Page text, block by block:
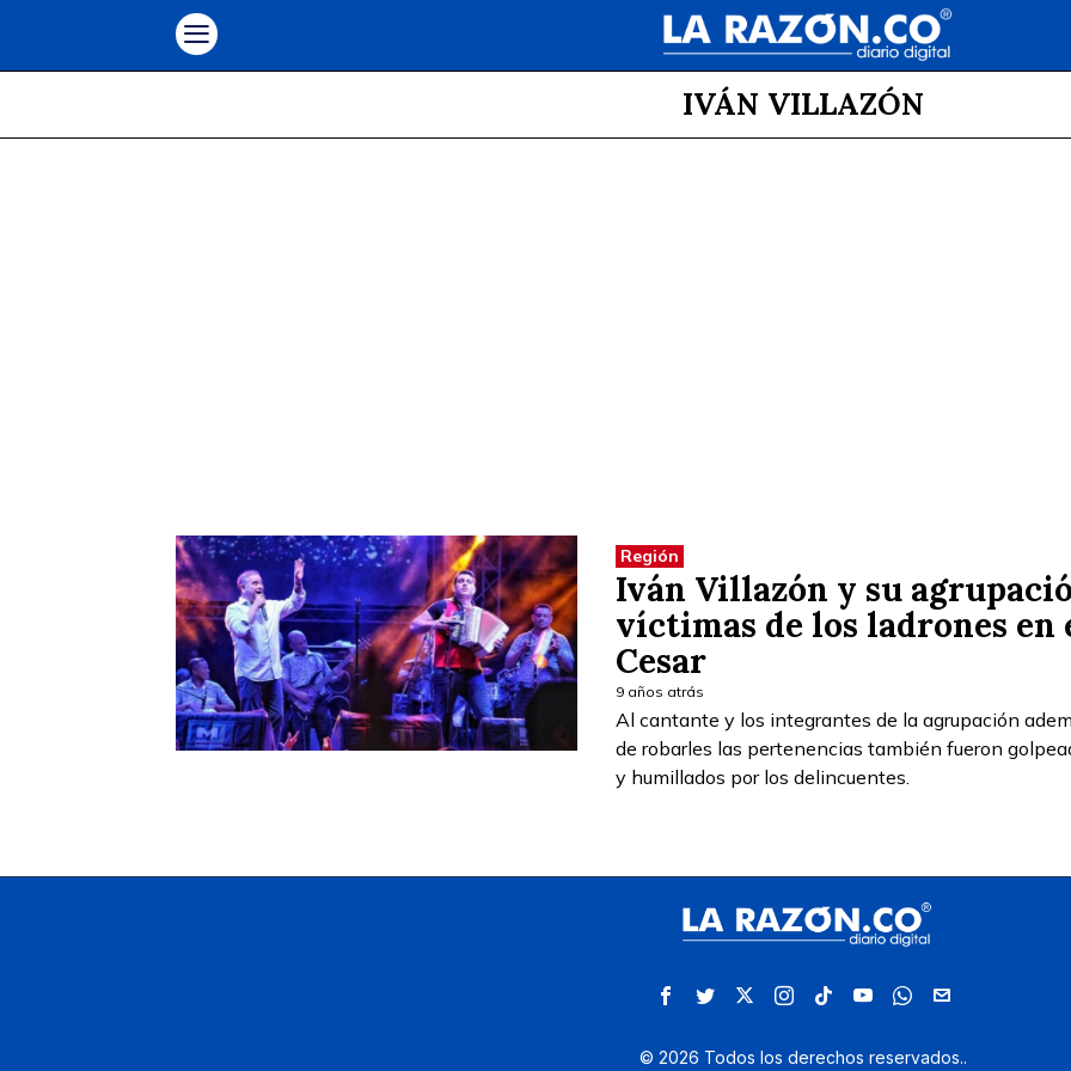
IVÁN VILLAZÓN
Región
Iván Villazón y su
víctimas de los ladrones en
Cesar
9 años atrás
Al cantante y los integrantes de la agrupación
de robarles las pertenencias también fueron
y humillados por los delincuentes.
© 2026 Todos los derechos reservados..